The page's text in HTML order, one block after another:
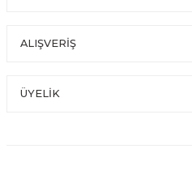
ALIŞVERİŞ
ÜYELİK